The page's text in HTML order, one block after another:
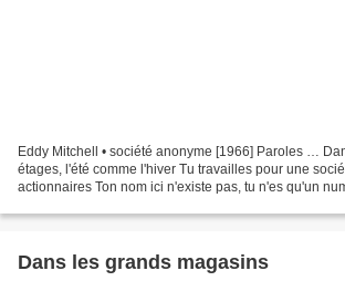
Eddy Mitchell • société anonyme [1966] Paroles …
étages, l'été comme l'hiver Tu travailles pour une
actionnaires Ton nom ici n'existe pas, tu n'es qu'un
Dans les grands magasins